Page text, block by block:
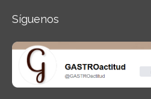
Síguenos